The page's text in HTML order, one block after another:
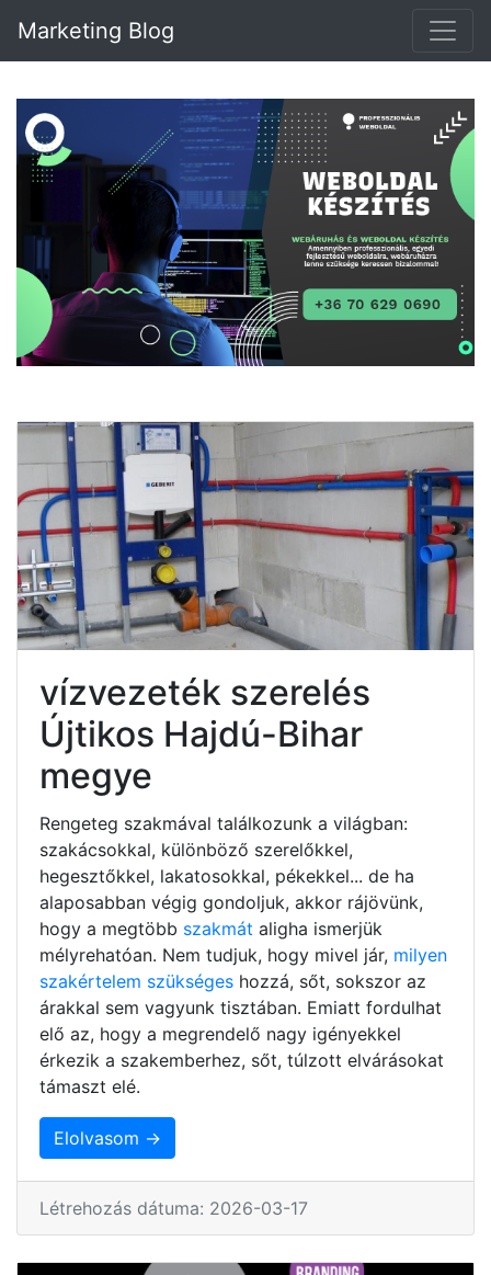
Marketing Blog
vízvezeték szerelés
Újtikos Hajdú-Bihar
megye
Rengeteg szakmával találkozunk a világban:
szakácsokkal, különböző szerelőkkel,
hegesztőkkel, lakatosokkal, pékekkel... de ha
alaposabban végig gondoljuk, akkor rájövünk,
hogy a megtöbb szakmát aligha ismerjük
mélyrehatóan. Nem tudjuk, hogy mivel jár, milyen
szakértelem szükséges hozzá, sőt, sokszor az
árakkal sem vagyunk tisztában. Emiatt fordulhat
elő az, hogy a megrendelő nagy igényekkel
érkezik a szakemberhez, sőt, túlzott elvárásokat
támaszt elé.
Elolvasom →
Létrehozás dátuma: 2026-03-17